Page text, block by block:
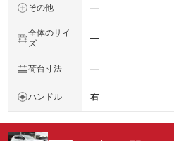
その他 ―
全体のサイ
ズ
―
荷台寸法 ―
ハンドル 右